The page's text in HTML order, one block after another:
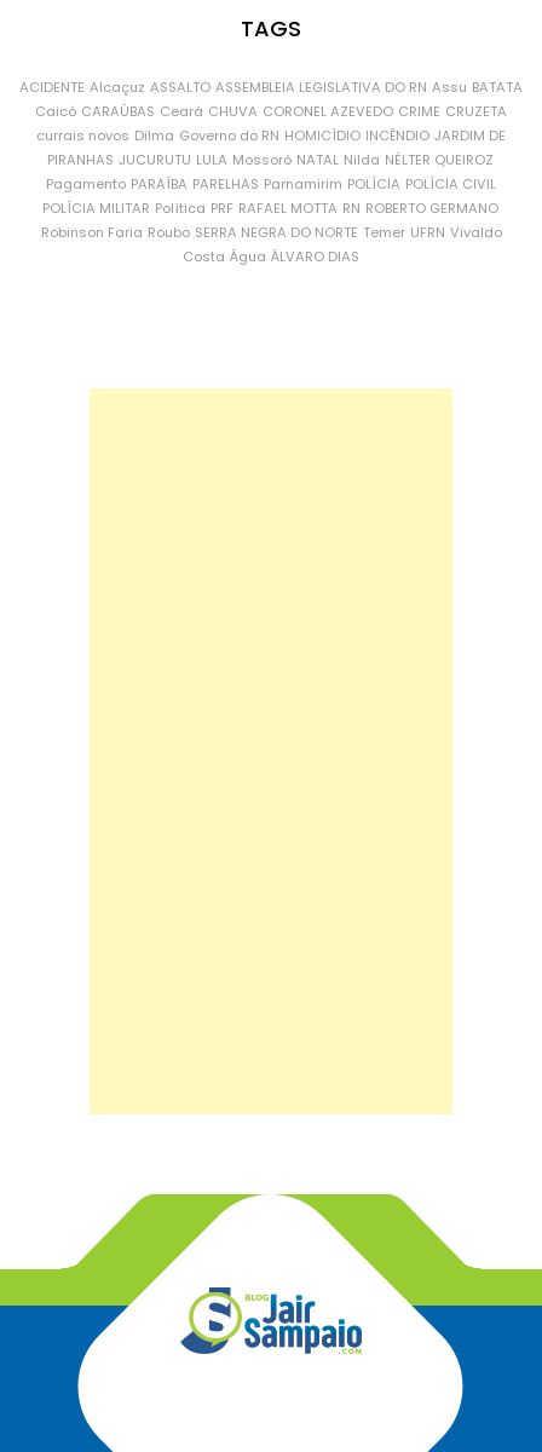
TAGS
ACIDENTE Alcaçuz ASSALTO ASSEMBLEIA LEGISLATIVA DO RN Assu BATATA
Caicó CARAÚBAS Ceará CHUVA CORONEL AZEVEDO CRIME CRUZETA
currais novos Dilma Governo do RN HOMICÍDIO INCÊNDIO JARDIM DE
PIRANHAS JUCURUTU LULA Mossoró NATAL Nilda NÉLTER QUEIROZ
Pagamento PARAÍBA PARELHAS Parnamirim POLÍCIA POLÍCIA CIVIL
POLÍCIA MILITAR Política PRF RAFAEL MOTTA RN ROBERTO GERMANO
Robinson Faria Roubo SERRA NEGRA DO NORTE Temer UFRN Vivaldo
Costa Água ÁLVARO DIAS